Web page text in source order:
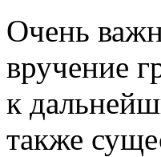
Очень
вручение
к
также